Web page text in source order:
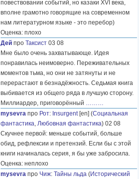
повествовании событий, но казаки XVI века,
вполне грамотно говорящие на современном
нам литературном языке - это перебор)
Оценка: плохо
Дей про Таксист 03 08
Мне было очень захватывающе. Идея
понравилась неимоверно. Переживательных
моментов тьма, но они не затянуты и не
перерастают в безнадёжность. Седьмая книга
выбивается из общего ряда в лучшую сторону.
Миллиардер, приговорённый ………
mysevra про Рот: Insurgent[en] (Социальная
фантастика, Любовная фантастика) 02 08
Скучнее первой: меньше событий, больше
обид, рефлексии и претензий. Если бы с этой
книги начиналась серия, я бы уже забросила.
Оценка: неплохо
mysevra про Чиж: Тайны льда (Исторический